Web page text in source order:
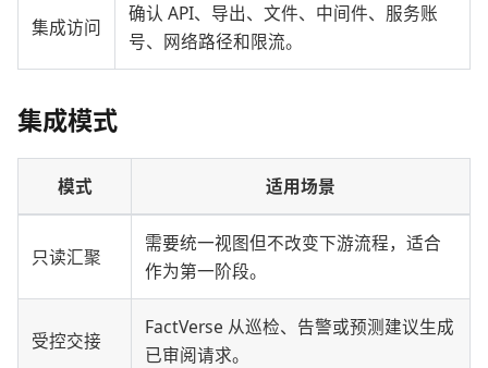
集成访问
确认 API、导出、文件、中间件、服务账
号、网络路径和限流。
集成模式
模式 适用场景
只读汇聚
需要统一视图但不改变下游流程，适合
作为第一阶段。
受控交接
FactVerse 从巡检、告警或预测建议生成
已审阅请求。